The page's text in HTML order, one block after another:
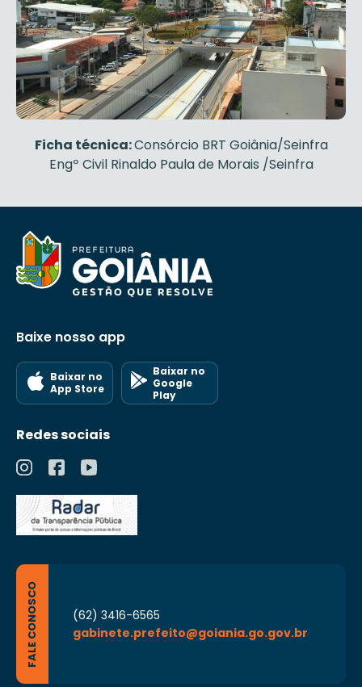
Ficha técnica:Consórcio BRT Goiânia/Seinfra
Engº Civil Rinaldo Paula de Morais /Seinfra
Baixe nosso app
Baixar no
App Store
Baixar no
Google
Play
Redes sociais
FALE CONOSCO
(62) 3416-6565
gabinete.prefeito@goiania.go.gov.br